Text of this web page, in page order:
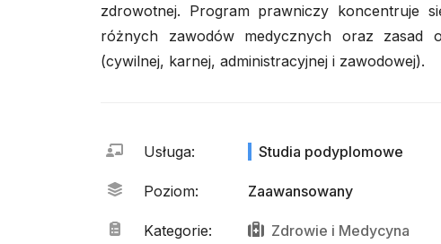
zdrowotnej. Program prawniczy koncentruje
różnych zawodów medycznych oraz zasad
(cywilnej, karnej, administracyjnej i zawodowej).
Usługa: Studia podyplomowe
Poziom: Zaawansowany
Kategorie: Zdrowie i Medycyna